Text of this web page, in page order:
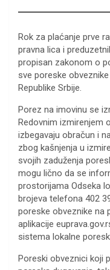
Rok za plaćanje prve
pravna lica i
propisan zakonom o
sve poreske
Republike Srbije.
Porez na imovinu se
Redovnim izmirenjem
izbegavaju obračun i
zbog kašnjenja u
svojih zaduženja
mogu lično da se
prostorijama Odseka
brojeva telefona 402
poreske obveznike na
aplikacije
sistema lokalne
Poreski obveznici koji